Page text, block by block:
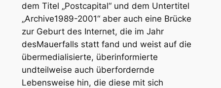
dem Titel „Postcapital“ und dem Untertitel
„Archive1989-2001“ aber auch eine Brücke
zur Geburt des Internet, die im Jahr
desMauerfalls statt fand und weist auf die
übermedialisierte, überinformierte
undteilweise auch überfordernde
Lebensweise hin, die diese mit sich